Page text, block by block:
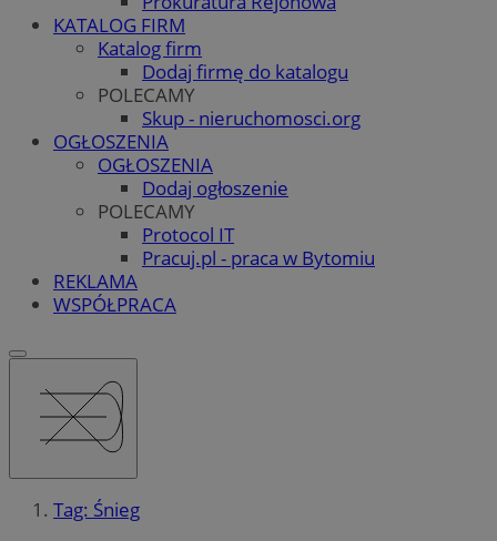
KATALOG FIRM
Katalog firm
Dodaj firmę do katalogu
POLECAMY
Skup - nieruchomosci.org
OGŁOSZENIA
OGŁOSZENIA
Dodaj ogłoszenie
POLECAMY
Protocol IT
Pracuj.pl - praca w Bytomiu
REKLAMA
WSPÓŁPRACA
Tag: Śnieg